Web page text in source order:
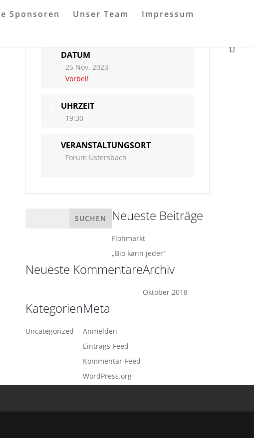
Sponsoren Unser Team
Impressum
DATUM
25 Nov. 2023
Vorbei!
UHRZEIT
19:30
VERANSTALTUNGSORT
Forum Ustersbach
Neueste Beiträge
Flohmarkt
„Bio kann jeder“
Neueste KommentareArchiv
Oktober 2018
Kategorien
Uncategorized
Meta
Anmelden
Eintrags-Feed
Kommentar-Feed
WordPress.org